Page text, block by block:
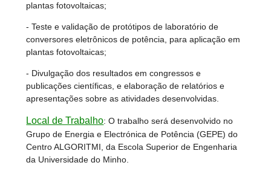
plantas fotovoltaicas;
- Teste e validação de protótipos de laboratório de
conversores eletrônicos de potência, para aplicação em
plantas fotovoltaicas;
- Divulgação dos resultados em congressos e
publicações científicas, e elaboração de relatórios e
apresentações sobre as atividades desenvolvidas.
Local de Trabalho:O trabalho será desenvolvido no
Grupo de Energia e Electrónica de Potência (GEPE) do
Centro ALGORITMI, da Escola Superior de Engenharia
da Universidade do Minho.